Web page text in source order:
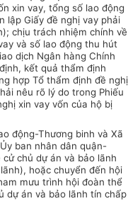
xin vay, tổng số lao động
lập Giấy đề nghị vay phải
chịu trách nhiệm chính về
và số lao động thu hút
dịch Ngân hàng Chính
kết quả thẩm định
hợp Tổ thẩm định đề nghị
nêu rõ lý do trong Phiếu
xin vay vốn của hộ bị
động-Thương binh và Xã
ban nhân dân quận-
chủ dự án và bảo lãnh
hoặc chuyển đến hội
mưu trình hội đoàn thể
dự án và bảo lãnh tín chấp